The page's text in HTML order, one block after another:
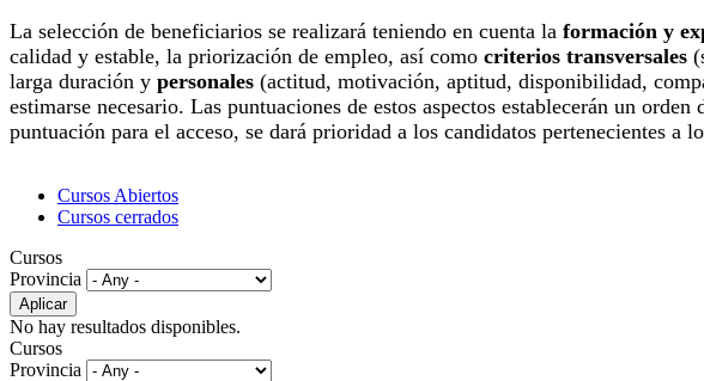
La selección de beneficiarios se realizará teniendo en cuenta la formación y
calidad y estable, la priorización de empleo, así como criterios transversales
larga duración y personales (actitud, motivación, aptitud, disponibilidad,
estimarse necesario. Las puntuaciones de estos aspectos establecerán un
puntuación para el acceso, se dará prioridad a los candidatos pertenecientes
Cursos Abiertos
Cursos cerrados
Cursos
Provincia
No hay resultados disponibles.
Cursos
Provincia